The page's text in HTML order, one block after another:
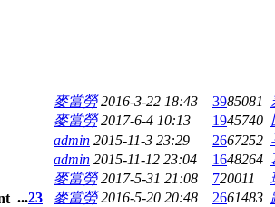
麥當勞 2016-3-22 18:43 3985081
麥當勞 2017-6-4 10:13 1945740
admin 2015-11-3 23:29 2667252
admin 2015-11-12 23:04 1648264
麥當勞 2017-5-31 21:08 720011
...23 麥當勞 2016-5-20 20:48 2661483